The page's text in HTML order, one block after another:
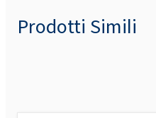
Prodotti Simili